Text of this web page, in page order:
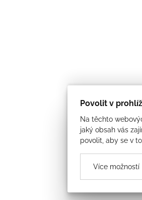
Povolit v
Na těchto
jaký obsah vás
povolit, aby se v
Více možností